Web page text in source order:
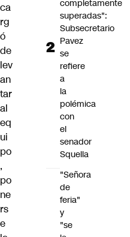
ca
rg
ó
de
lev
an
tar
al
eq
ui
po
,
po
ne
rs
e
completamente
superadas":
Subsecretario
Pavez
se
refiere
a
la
polémica
con
el
senador
Squella
"Señora
de
feria"
y
"se